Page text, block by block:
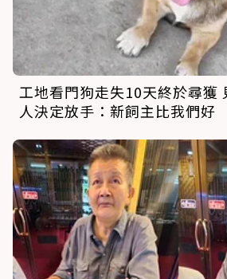
工地看門狗走失10天終於尋獲
人決定放手：新飼主比我們好